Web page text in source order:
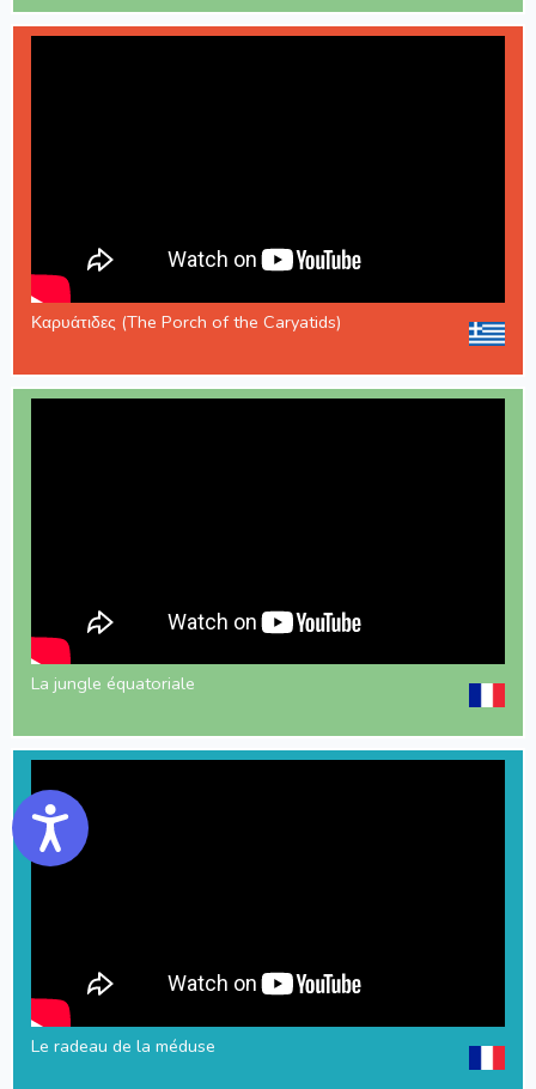
Accessibility
Καρυάτιδες (The Porch of the Caryatids)
La jungle équatoriale
Le radeau de la méduse